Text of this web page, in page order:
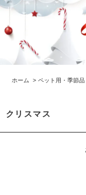
ホーム > ペット用・季節品
クリスマス